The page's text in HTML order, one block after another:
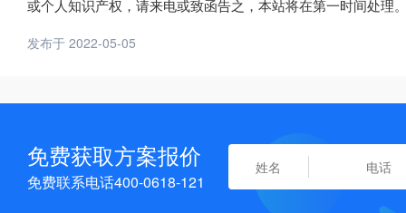
或个人知识产权，请来电或致函告之，本站将在第一时间处理
发布于 2022-05-05
免费获取方案报价
免费联系电话400-0618-121